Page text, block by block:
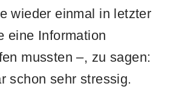
wieder einmal in letzter
eine Information
mussten –, zu sagen:
schon sehr stressig.